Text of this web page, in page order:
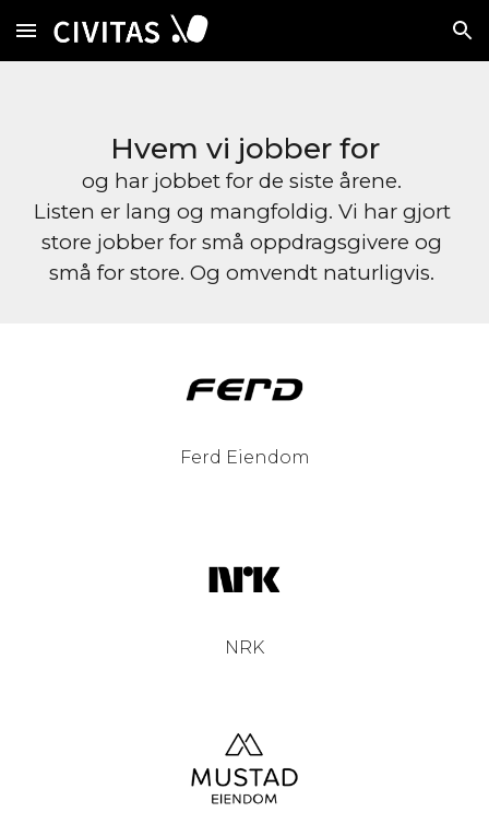
Skip to main content Skip to navigation
Hvem vi jobber for
og har jobbet for de siste årene.
Listen er lang og mangfoldig. Vi har gjort
store jobber for små oppdragsgivere og
små for store. Og omvendt naturligvis.
Ferd Eiendom
NRK